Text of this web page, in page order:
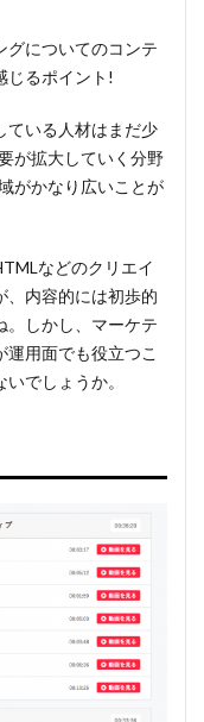
グについてのコンテ
じるポイント!
ている人材はまだ少
が拡大していく分野
がかなり広いことが
などのクリエイ
、内容的には初歩的
。しかし、マーケテ
用面でも役立つこ
でしょうか。